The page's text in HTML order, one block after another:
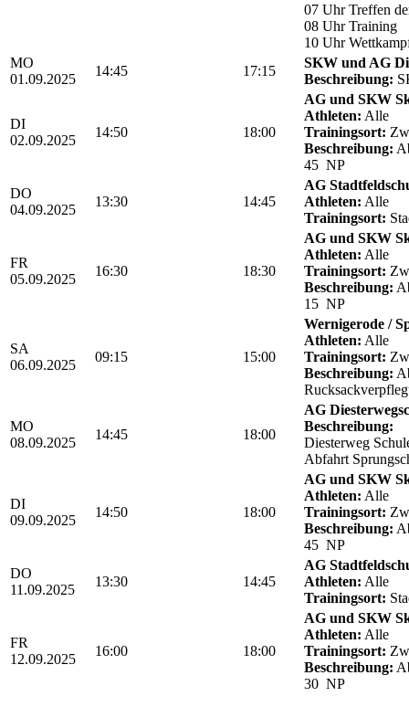
07 Uhr Treffen
08 Uhr Training
10 Uhr
MO
01.09.2025
14:45 17:15
SKW und AG
Beschreibung:
DI
02.09.2025
14:50 18:00
AG und SKW
Athleten: Alle
Trainingsort:
Beschreibung:
45 NP
DO
04.09.2025
13:30 14:45
AG
Athleten: Alle
Trainingsort:
FR
05.09.2025
16:30 18:30
AG und SKW
Athleten: Alle
Trainingsort:
Beschreibung:
15 NP
SA
06.09.2025
09:15 15:00
Wernigerode /
Athleten: Alle
Trainingsort:
Beschreibung:
MO
08.09.2025
14:45 18:00
AG
Beschreibung:
Diesterweg
Abfahrt
DI
09.09.2025
14:50 18:00
AG und SKW
Athleten: Alle
Trainingsort:
Beschreibung:
45 NP
DO
11.09.2025
13:30 14:45
AG
Athleten: Alle
Trainingsort:
FR
12.09.2025
16:00 18:00
AG und SKW
Athleten: Alle
Trainingsort:
Beschreibung:
30 NP